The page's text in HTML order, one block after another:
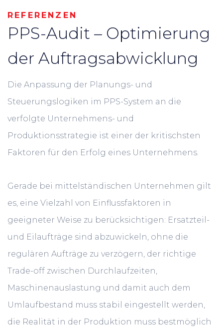
REFERENZEN
PPS-Audit – Optimierung
der Auftragsabwicklung
Die Anpassung der Planungs- und
Steuerungslogiken im PPS-System an die
verfolgte Unternehmens- und
Produktionsstrategie ist einer der kritischsten
Faktoren für den Erfolg eines Unternehmens.
Gerade bei mittelständischen Unternehmen gilt
es, eine Vielzahl von Einflussfaktoren in
geeigneter Weise zu berücksichtigen: Ersatzteil-
und Eilaufträge sind abzuwickeln, ohne die
regulären Aufträge zu verzögern, der richtige
Trade-off zwischen Durchlaufzeiten,
Maschinenauslastung und damit auch dem
Umlaufbestand muss stabil eingestellt werden,
die Realität in der Produktion muss bestmöglich